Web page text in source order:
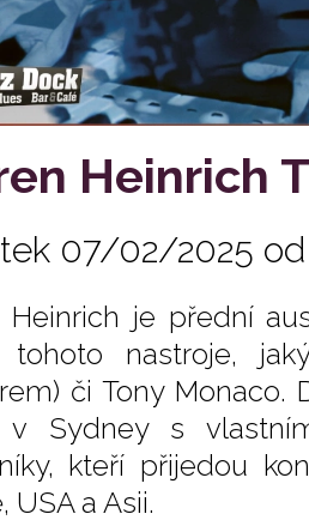
Heinrich
07/02/2025 od
Heinrich je přední
tohoto nastroje,
či Tony Monaco.
v Sydney s
kteří přijedou
USA a Asii.